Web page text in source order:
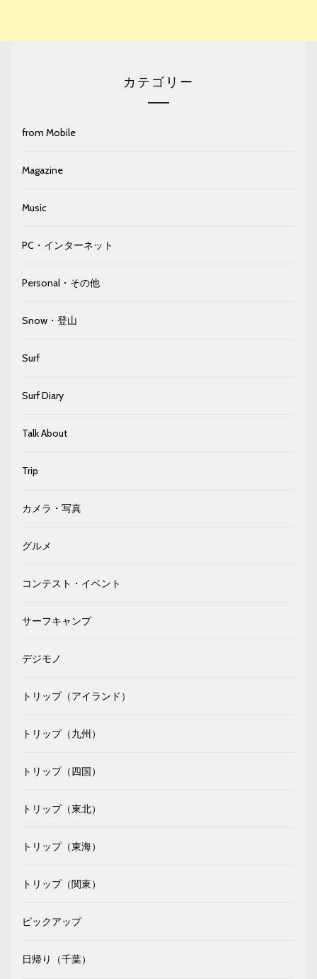
カテゴリー
from Mobile
Magazine
Music
PC・インターネット
Personal・その他
Snow・登山
Surf
Surf Diary
Talk About
Trip
カメラ・写真
グルメ
コンテスト・イベント
サーフキャンプ
デジモノ
トリップ（アイランド）
トリップ（九州）
トリップ（四国）
トリップ（東北）
トリップ（東海）
トリップ（関東）
ピックアップ
日帰り（千葉）